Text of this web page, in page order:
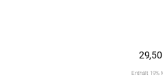
Enthält 19%